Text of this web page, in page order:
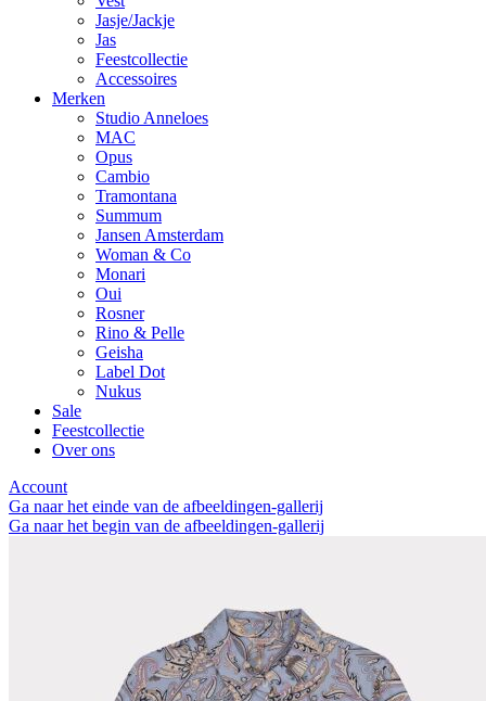
Jasje/Jackje
Jas
Feestcollectie
Accessoires
Merken
Studio Anneloes
MAC
Opus
Cambio
Tramontana
Summum
Jansen Amsterdam
Woman & Co
Monari
Oui
Rosner
Rino & Pelle
Geisha
Label Dot
Nukus
Sale
Feestcollectie
Over ons
Account
Ga naar het einde van de afbeeldingen-gallerij
Ga naar het begin van de afbeeldingen-gallerij